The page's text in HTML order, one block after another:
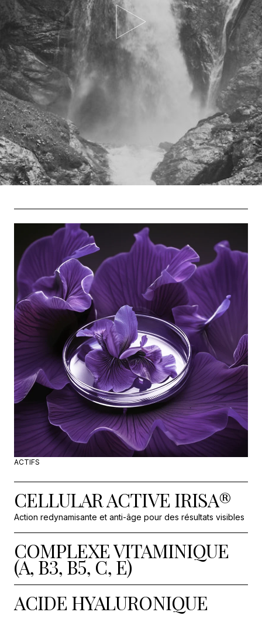
ACTIFS
CELLULAR ACTIVE IRISA®
Action redynamisante et anti-âge pour des résultats visibles
COMPLEXE VITAMINIQUE
(A, B3, B5, C, E)
ACIDE HYALURONIQUE